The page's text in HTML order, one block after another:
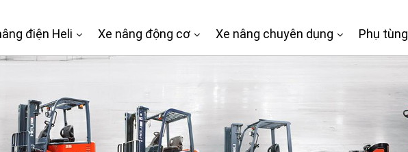
điện Heli Xe nâng động cơ Xe nâng chuyên dụng Phụ tùng